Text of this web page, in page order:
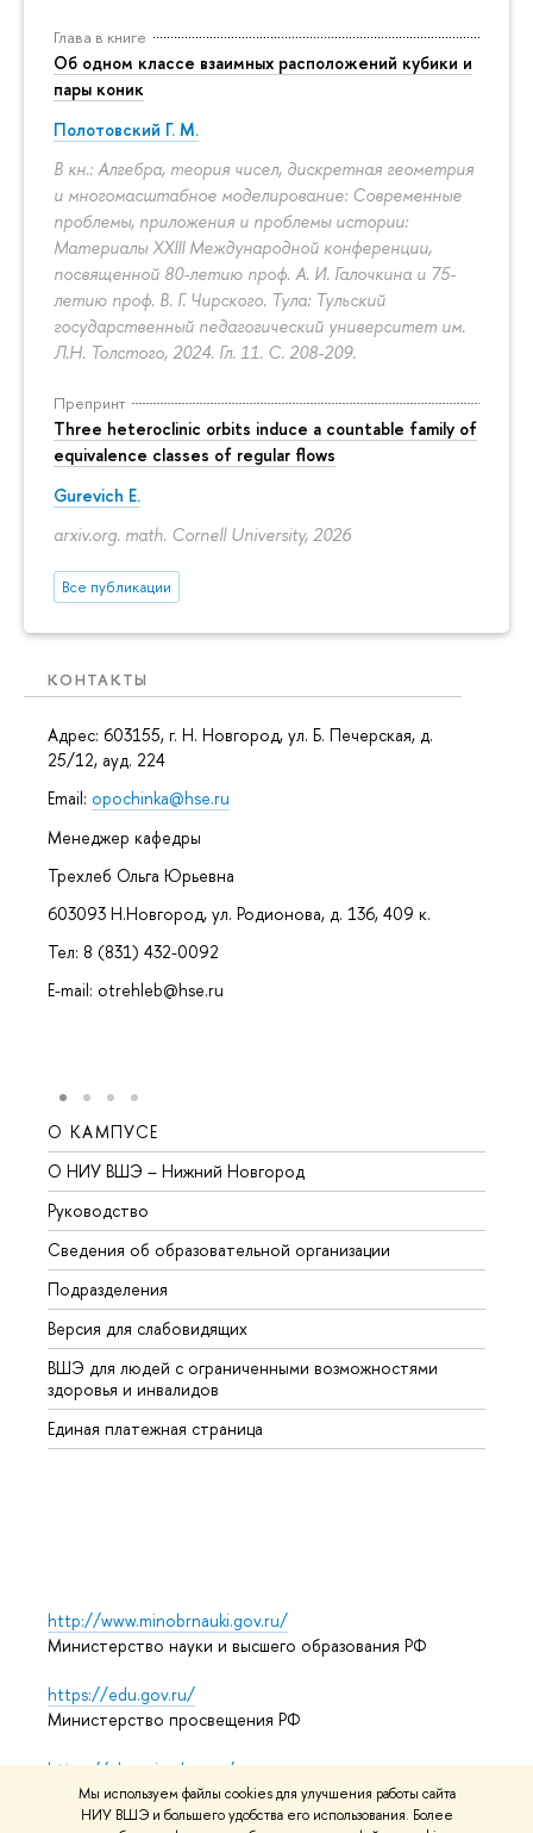
Мы используем файлы cookies для улучшения работы сайта
НИУ ВШЭ и большего удобства его использования. Более
Глава в книге
Об одном классе взаимных расположений кубики и
пары коник
Полотовский Г. М.
В кн.: Алгебра, теория чисел, дискретная геометрия
и многомасштабное моделирование: Современные
проблемы, приложения и проблемы истории:
Материалы XXIII Международной конференции,
посвященной 80-летию проф. А. И. Галочкина и 75-
летию проф. В. Г. Чирского. Тула: Тульский
государственный педагогический университет им.
Л.Н. Толстого, 2024. Гл. 11. С. 208-209.
Препринт
Three heteroclinic orbits induce a countable family of
equivalence classes of regular flows
Gurevich E.
arxiv.org. math. Cornell University, 2026
Все публикации
КОНТАКТЫ
Адрес: 603155, г. Н. Новгород, ул. Б. Печерская, д.
25/12, ауд. 224
Email: opochinka@hse.ru
Менеджер кафедры
Трехлеб Ольга Юрьевна
603093 Н.Новгород, ул. Родионова, д. 136, 409 к.
Тел: 8 (831) 432-0092
E-mail: otrehleb@hse.ru
О КАМПУСЕ
О НИУ ВШЭ – Нижний Новгород
Руководство
Сведения об образовательной организации
Подразделения
Версия для слабовидящих
ВШЭ для людей с ограниченными возможностями
здоровья и инвалидов
Единая платежная страница
http://www.minobrnauki.gov.ru/
Министерство науки и высшего образования РФ
https://edu.gov.ru/
Министерство просвещения РФ
https://elearning.hse.ru/mooc
Массовые открытые онлайн-курсы